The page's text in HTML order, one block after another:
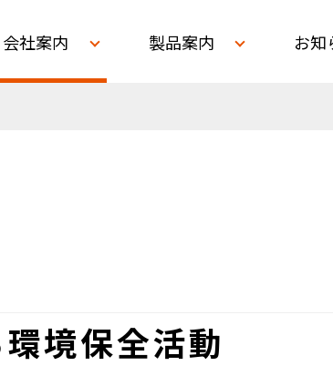
会社案内 製品案内 お知
境保全活動